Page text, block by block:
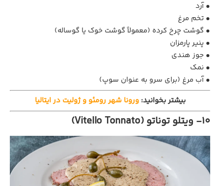
• آرد
• تخم‌ مرغ
• گوشت چرخ‌ کرده (معمولاً گوشت خوک یا گوساله)
• پنیر پارمزان
• جوز هندی
• نمک
• آب مرغ (برای سرو به عنوان سوپ)
بیشتر بخوانید:ورونا شهر رومئو و ژولیت در ایتالیا
10- ویتلو توناتو (Vitello Tonnato)